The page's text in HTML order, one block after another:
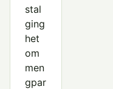
stal
ging
het
om
men
gpar